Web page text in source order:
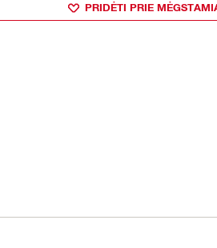
PRIDĖTI PRIE